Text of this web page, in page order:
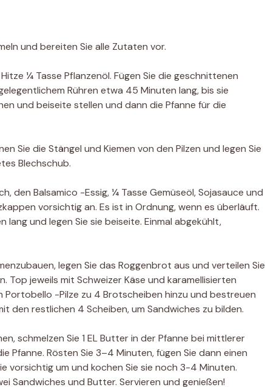
und bereiten Sie alle Zutaten vor.
¼ Tasse Pflanzenöl. Fügen Sie die geschnittenen
Rühren etwa 45 Minuten lang, bis sie
und beiseite stellen und dann die Pfanne für die
Sie die Stängel und Kiemen von den Pilzen und legen Sie
Blechschub.
den Balsamico -Essig, ¼ Tasse Gemüseöl, Sojasauce und
vorsichtig an. Es ist in Ordnung, wenn es überläuft.
lang und legen Sie sie beiseite. Einmal abgekühlt,
legen Sie das Roggenbrot aus und verteilen Sie
Top jeweils mit Schweizer Käse und karamellisierten
Portobello -Pilze zu 4 Brotscheiben hinzu und bestreuen
den restlichen 4 Scheiben, um Sandwiches zu bilden.
schmelzen Sie 1 EL Butter in der Pfanne bei mittlerer
Pfanne. Rösten Sie 3–4 Minuten, fügen Sie dann einen
vorsichtig um und kochen Sie sie noch 3-4 Minuten.
Sandwiches und Butter. Servieren und genießen!